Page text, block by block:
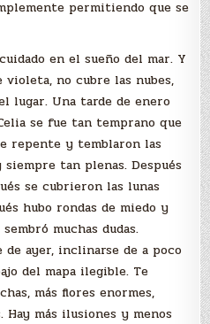
permitiendo que se
en el sueño del mar. Y
no cubre las nubes,
lugar. Una tarde de enero
se fue tan temprano que
repente y temblaron las
tan plenas. Después
se cubrieron las lunas
hubo rondas de miedo y
muchas dudas.
ayer, inclinarse de a poco
del mapa ilegible. Te
más flores enormes,
Hay más ilusiones y menos